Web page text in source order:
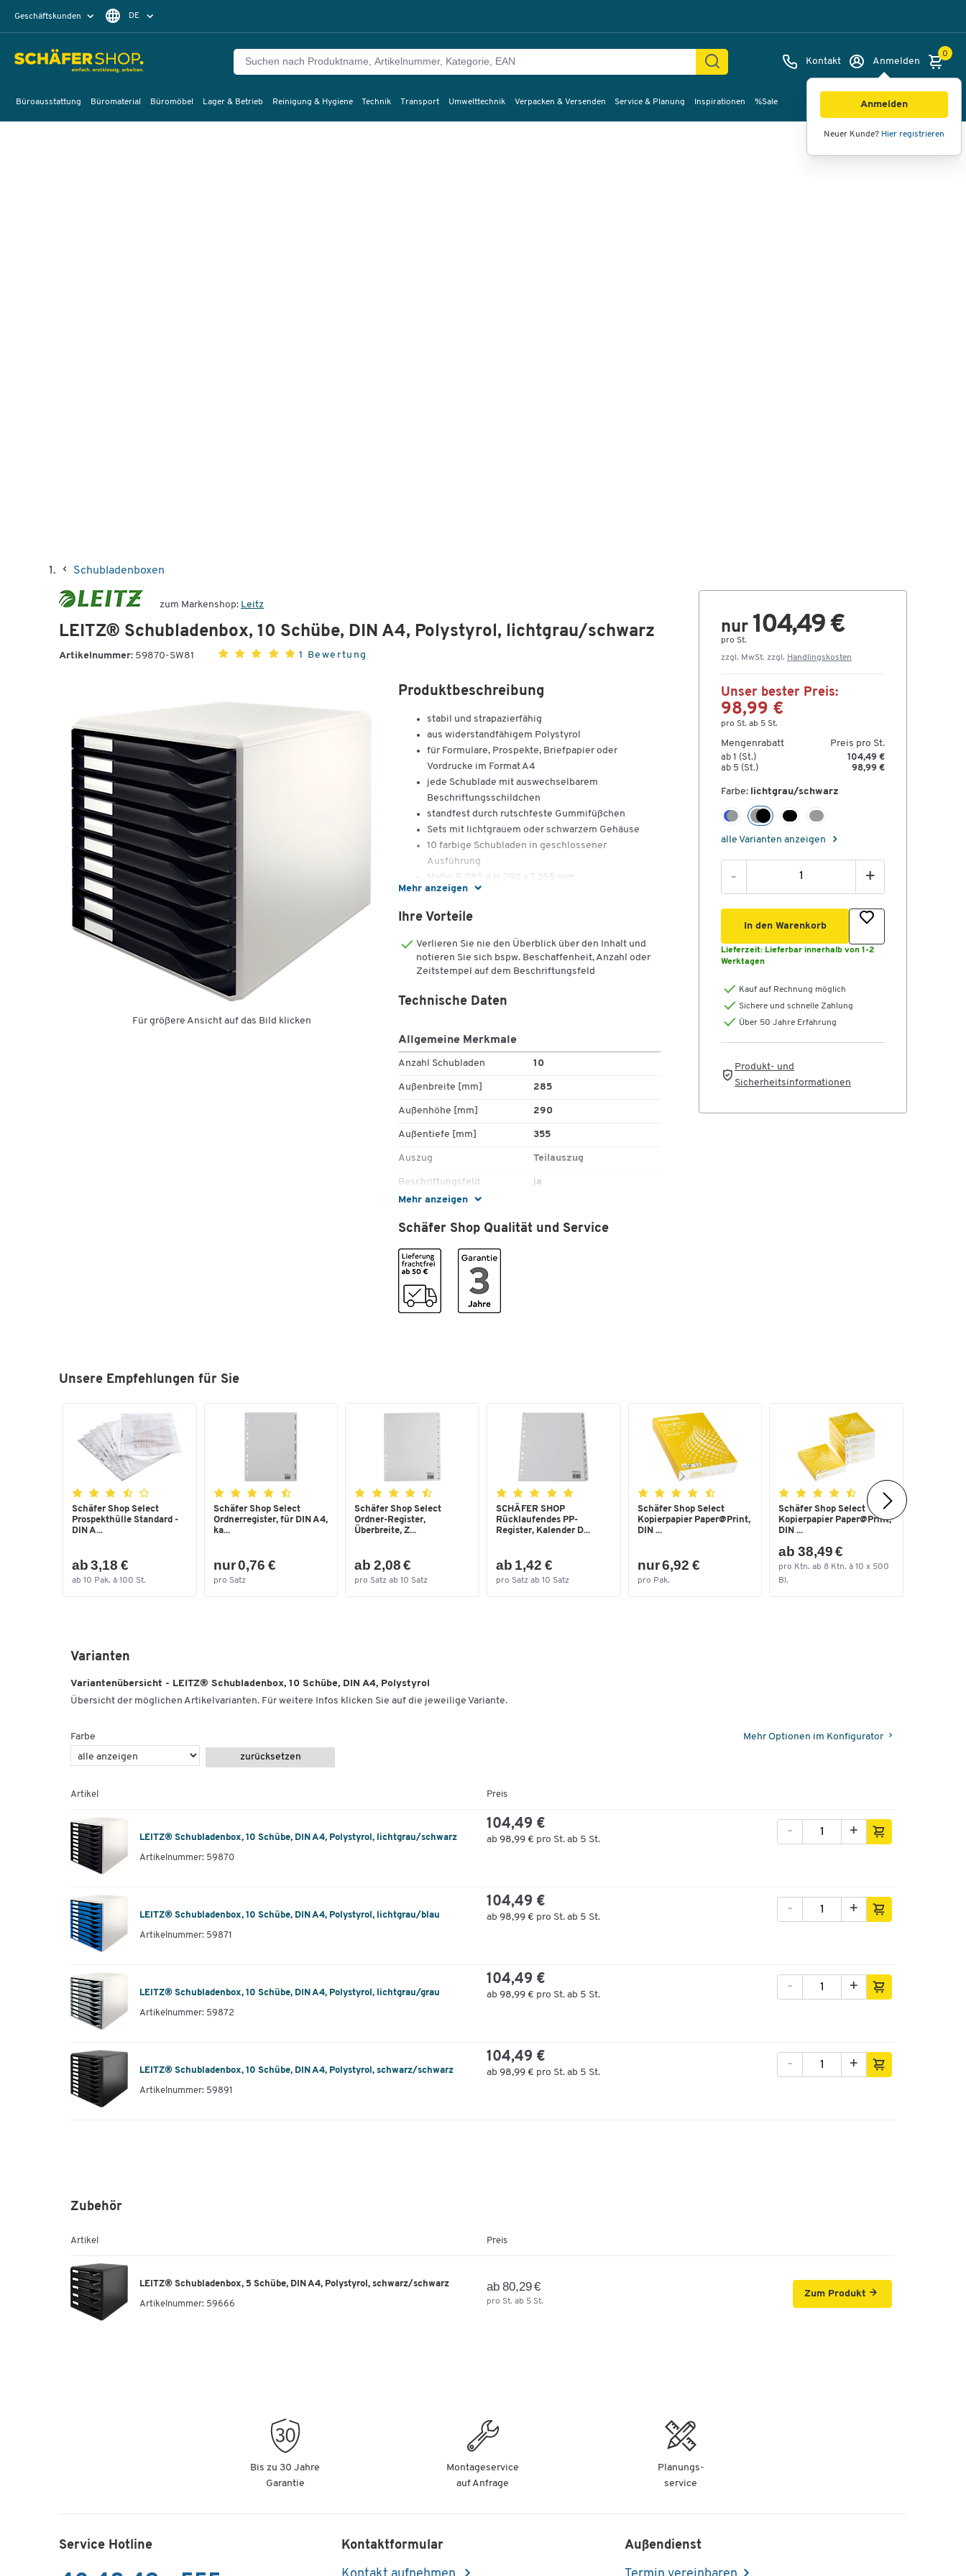
Geschäftskunden DE
Kontakt Anmelden
Anmelden
Neuer Kunde? Hier registrieren
0
Büroausstattung Büromaterial Büromöbel Lager & Betrieb Reinigung & Hygiene Technik Transport Umwelttechnik Verpacken & Versenden Service & Planung Inspirationen %Sale
Schubladenboxen
zum Markenshop: Leitz
LEITZ® Schubladenbox, 10 Schübe, DIN A4, Polystyrol, lichtgrau/schwarz
Artikelnummer: 59870-SW81 1 Bewertung
Für größere Ansicht auf das Bild klicken
Mehr anzeigen
Produktbeschreibung
stabil und strapazierfähig
aus widerstandfähigem Polystyrol
für Formulare, Prospekte, Briefpapier oder
Vordrucke im Format A4
jede Schublade mit auswechselbarem
Beschriftungsschildchen
standfest durch rutschfeste Gummifüßchen
Sets mit lichtgrauem oder schwarzem Gehäuse
10 farbige Schubladen in geschlossener
Ausführung
Maße: B 285 x H 290 x T 355 mm
Ihre Vorteile
Verlieren Sie nie den Überblick über den Inhalt und
notieren Sie sich bspw. Beschaffenheit, Anzahl oder
Zeitstempel auf dem Beschriftungsfeld
Mehr anzeigen
Technische Daten
Allgemeine Merkmale
Anzahl Schubladen 10
Außenbreite [mm] 285
Außenhöhe [mm] 290
Außentiefe [mm] 355
Auszug Teilauszug
Beschriftungsfeld ja
Farbe
Geeignet für DIN A4
Gewicht [kg]
Griffmulden
Material
Stapelbar
Schubladenbreite innen
[mm]
251
Schäfer Shop Qualität und Service
nur 104,49 €
pro St.
zzgl. MwSt. zzgl. Handlingskosten
Unser bester Preis:
98,99 €
pro St. ab 5 St.
Mengenrabatt Preis pro St.
ab 1 (St.)
104,49 €
ab 5 (St.)
98,99 €
Farbe: lichtgrau/schwarz
alle Varianten anzeigen
- +
In den Warenkorb
Lieferzeit: Lieferbar innerhalb von 1-2
Werktagen
Kauf auf Rechnung möglich
Sichere und schnelle Zahlung
Über 50 Jahre Erfahrung
Produkt- und
Sicherheitsinformationen
Unsere Empfehlungen für Sie
Schäfer Shop Select
Prospekthülle Standard -
DIN A...
ab 3,18 €
ab 10 Pak. à 100 St.
Schäfer Shop Select
Ordnerregister, für DIN A4,
ka...
nur 0,76 €
pro Satz
Schäfer Shop Select
Ordner-Register,
Überbreite, Z...
ab 2,08 €
pro Satz ab 10 Satz
SCHÄFER SHOP
Rücklaufendes PP-
Register, Kalender D...
ab 1,42 €
pro Satz ab 10 Satz
Schäfer Shop Select
Kopierpapier Paper@Print,
DIN ...
nur 6,92 €
pro Pak.
Schäfer Shop Select
Kopierpapier Paper@Print,
DIN ...
ab 38,49 €
pro Ktn. ab 8 Ktn. à 10 x 500
Bl.
Varianten
Variantenübersicht - LEITZ® Schubladenbox, 10 Schübe, DIN A4, Polystyrol
Übersicht der möglichen Artikelvarianten. Für weitere Infos klicken Sie auf die jeweilige Variante.
Farbe
zurücksetzen
Mehr Optionen im Konfigurator
Artikel Preis
LEITZ® Schubladenbox, 10 Schübe, DIN A4, Polystyrol, lichtgrau/schwarz
Artikelnummer: 59870
104,49 €
ab 98,99 € pro St. ab 5 St.
+
-
LEITZ® Schubladenbox, 10 Schübe, DIN A4, Polystyrol, lichtgrau/blau
Artikelnummer: 59871
104,49 €
ab 98,99 € pro St. ab 5 St.
+
-
LEITZ® Schubladenbox, 10 Schübe, DIN A4, Polystyrol, lichtgrau/grau
Artikelnummer: 59872
104,49 €
ab 98,99 € pro St. ab 5 St.
+
-
LEITZ® Schubladenbox, 10 Schübe, DIN A4, Polystyrol, schwarz/schwarz
Artikelnummer: 59891
104,49 €
ab 98,99 € pro St. ab 5 St.
+
-
Zubehör
Artikel Preis
LEITZ® Schubladenbox, 5 Schübe, DIN A4, Polystyrol, schwarz/schwarz
Artikelnummer: 59666
ab 80,29 €
pro St. ab 5 St.
Zum Produkt
Bilder Videos 360°-Ansicht
Bis zu 30 Jahre
Garantie
Montageservice
auf Anfrage
Planungs-
service
Service Hotline Kontaktformular Außendienst